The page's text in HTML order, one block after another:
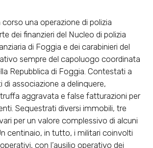
una operazione di polizia
dei finanzieri del Nucleo di polizia
di Foggia e dei carabinieri del
sempre del capoluogo coordinata
Repubblica di Foggia. Contestati a
di associazione a delinquere,
aggravata e false fatturazioni per
Sequestrati diversi immobili, tre
per un valore complessivo di alcuni
centinaio, in tutto, i militari coinvolti
con l’ausilio operativo dei